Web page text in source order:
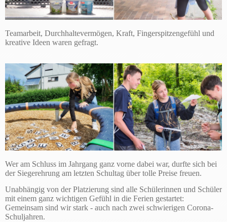
Teamarbeit, Durchhaltevermögen, Kraft, Fingerspitzengefühl und
kreative Ideen waren gefragt.
Wer am Schluss im Jahrgang ganz vorne dabei war, durfte sich bei
der Siegerehrung am letzten Schultag über tolle Preise freuen.
Unabhängig von der Platzierung sind alle Schülerinnen und Schüler
mit einem ganz wichtigen Gefühl in die Ferien gestartet:
Gemeinsam sind wir stark - auch nach zwei schwierigen Corona-
Schuljahren.